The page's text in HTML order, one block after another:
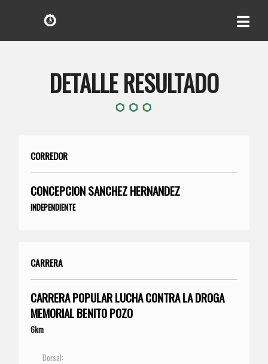
DETALLE RESULTADO
CORREDOR
CONCEPCION SANCHEZ HERNANDEZ
INDEPENDIENTE
CARRERA
CARRERA POPULAR LUCHA CONTRA LA DROGA
MEMORIAL BENITO POZO
6km
Dorsal: